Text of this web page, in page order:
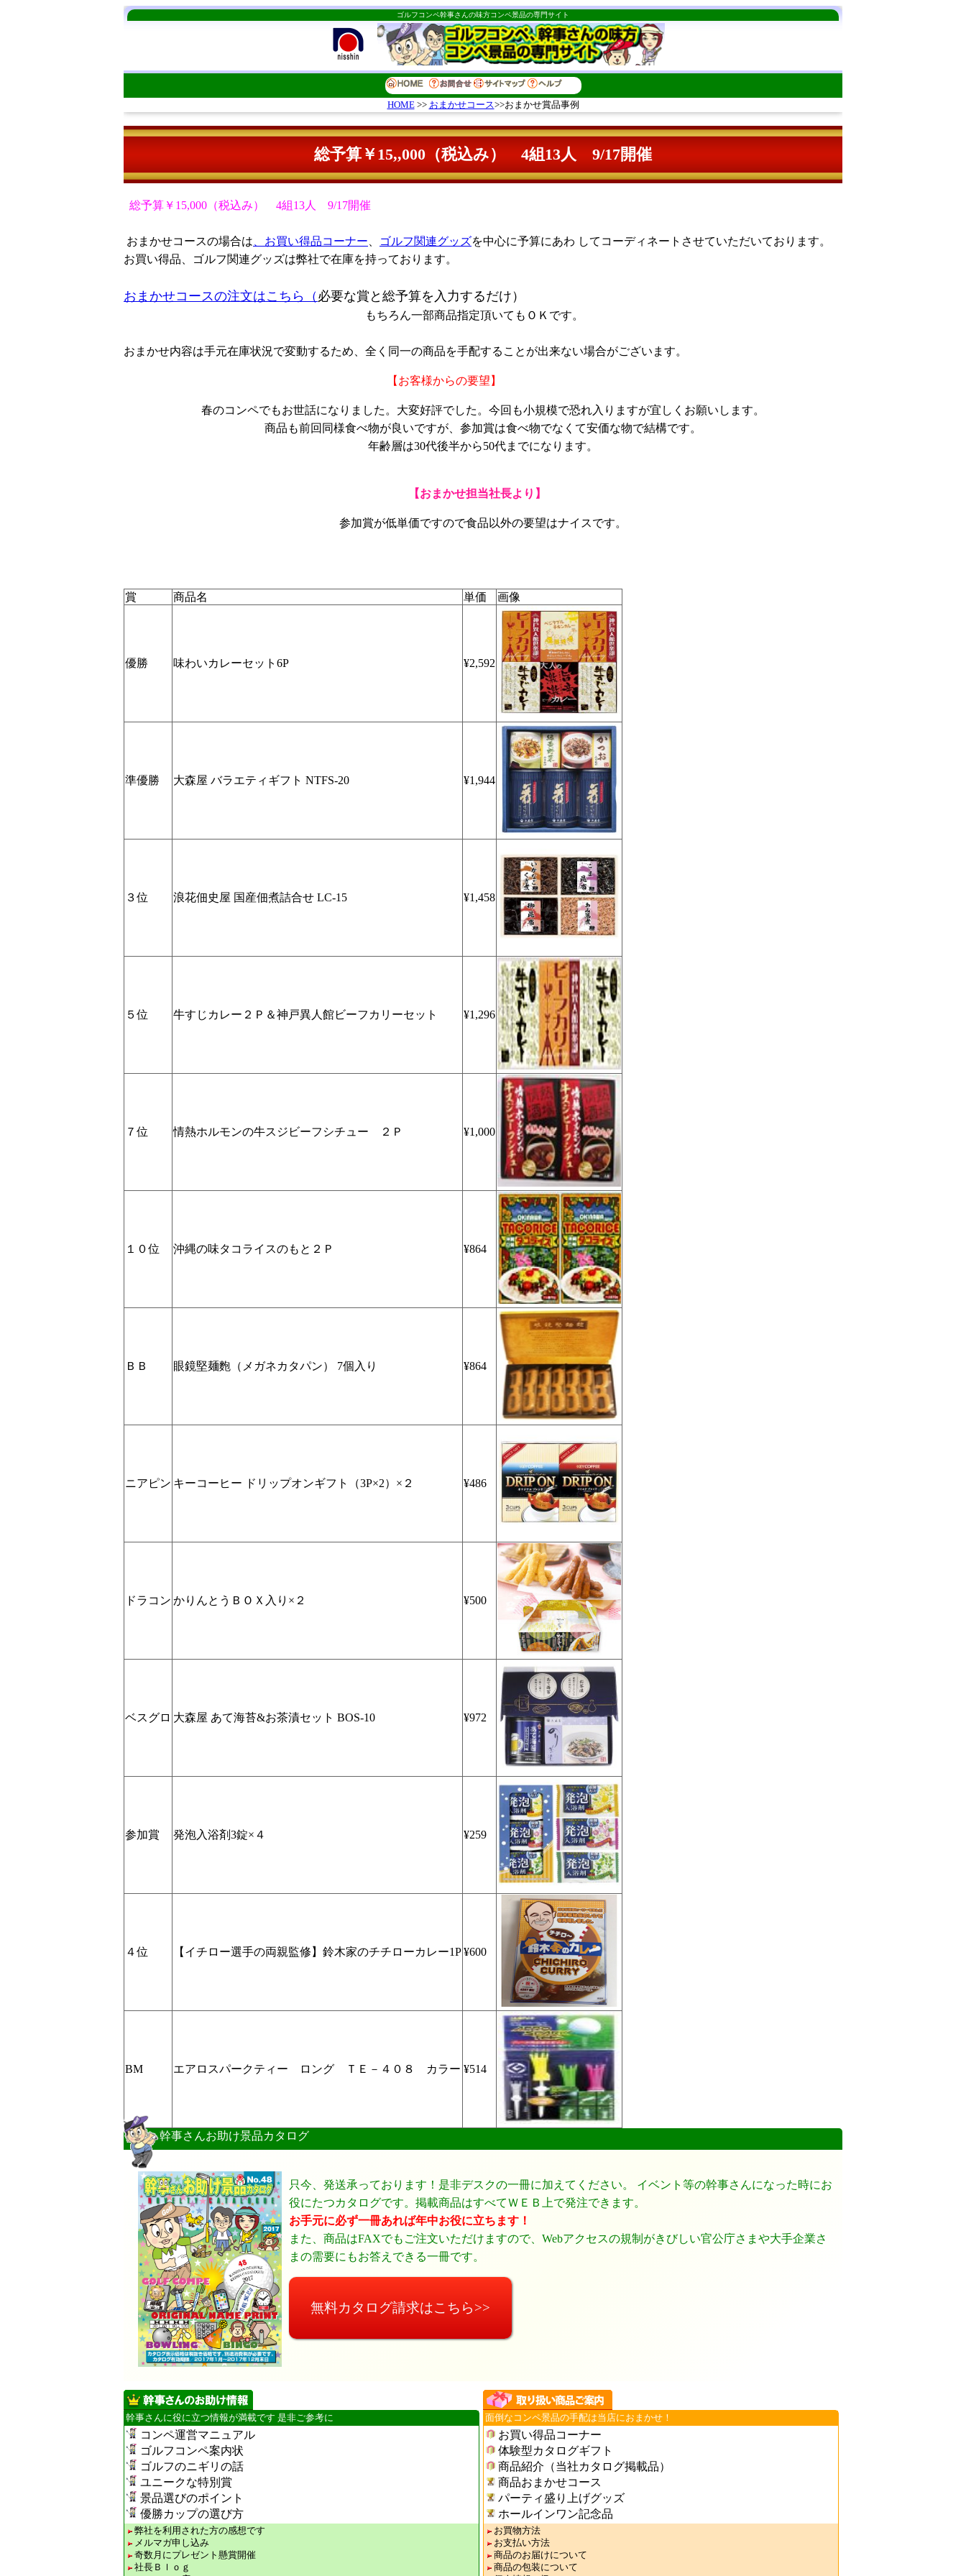
ゴルフコンペ幹事さんの味方コンペ景品の専門サイト
HOME>> おまかせコース>>おまかせ賞品事例
総予算￥15,,000（税込み） 4組13人 9/17開催
総予算￥15,000（税込み） 4組13人 9/17開催
おまかせコースの場合は 、お買い得品コーナー ゴルフ関連グッズを中心に予算にあわ してコーディネートさせていただいております。
お買い得品、ゴルフ関連グッズは弊社で在庫を持っております。
おまかせコースの注文はこちら（ 必要な賞と総予算を入力するだけ）
もちろん一部商品指定頂いてもＯＫです。
おまかせ内容は手元在庫状況で変動するため、全く同一の商品を手配することが出来ない場合がございます。
【お客様からの要望】
春のコンペでもお世話になりました。大変好評でした。今回も小規模で恐れ入りますが宜しくお願いします。
商品も前回同様食べ物が良いですが、参加賞は食べ物でなくて安価な物で結構です。
年齢層は30代後半から50代までになります。
【おまかせ担当社長より】
参加賞が低単価ですので食品以外の要望はナイスです。
賞 商品名 単価 画像
優勝 味わいカレーセット6P ¥2,592
準優勝 大森屋 バラエティギフト NTFS-20 ¥1,944
３位 浪花佃史屋 国産佃煮詰合せ LC-15 ¥1,458
５位 牛すじカレー２Ｐ＆神戸異人館ビーフカリーセット ¥1,296
７位 情熱ホルモンの牛スジビーフシチュー ２Ｐ ¥1,000
１０位 沖縄の味タコライスのもと２Ｐ ¥864
ＢＢ 眼鏡堅麺麭（メガネカタパン） 7個入り ¥864
ニアピン キーコーヒー ドリップオンギフト（3P×2）×２ ¥486
ドラコン かりんとうＢＯＸ入り×２ ¥500
ベスグロ 大森屋 あて海苔&お茶漬セット BOS-10 ¥972
参加賞 発泡入浴剤3錠×４ ¥259
４位 【イチロー選手の両親監修】鈴木家のチチローカレー1P¥600
BM エアロスパークティー ロング ＴＥ－４０８ カラー ¥514
幹事さんお助け景品カタログ
只今、発送承っております！是非デスクの一冊に加えてください。 イベント等の幹事さんになった時にお
役にたつカタログです。掲載商品はすべてＷＥＢ上で発注できます。
お手元に必ず一冊あれば年中お役に立ちます！
また、商品はFAXでもご注文いただけますので、Webアクセスの規制がきびしい官公庁さまや大手企業さ
まの需要にもお答えできる一冊です。
無料カタログ請求はこちら>>
幹事さんに役に立つ情報が満載です 是非ご参考に
コンペ運営マニュアル
ゴルフコンペ案内状
ゴルフのニギリの話
ユニークな特別賞
景品選びのポイント
優勝カップの選び方
弊社を利用された方の感想です
メルマガ申し込み
奇数月にプレゼント懸賞開催
社長Ｂｌｏｇ
面倒なコンペ景品の手配は当店におまかせ！
お買い得品コーナー
体験型カタログギフト
商品紹介（当社カタログ掲載品）
商品おまかせコース
パーティ盛り上げグッズ
ホールインワン記念品
お買物方法
お支払い方法
商品のお届けについて
商品の包装について